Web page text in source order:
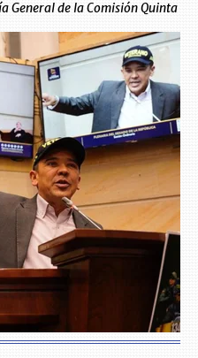
General de la Comisión Quinta